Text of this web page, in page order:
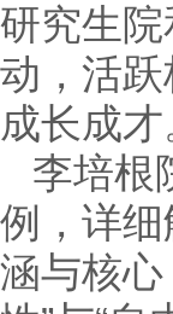
研究生
动，活
成长成才
李培根
例，详细
涵与核心